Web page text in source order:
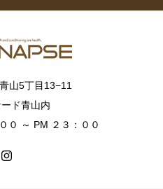
山5丁目13−11
ド青山内
０ ～ PM ２３：００